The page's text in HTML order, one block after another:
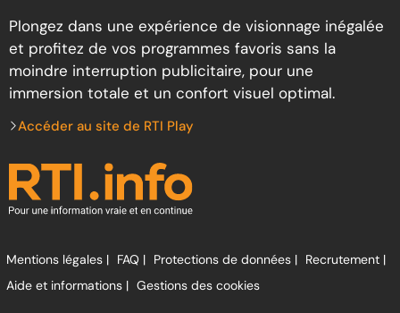
Plongez dans une expérience de visionnage inégalée
et profitez de vos programmes favoris sans la
moindre interruption publicitaire, pour une
immersion totale et un confort visuel optimal.
Accéder au site de RTI Play
Mentions légales | FAQ | Protections de données | Recrutement |
Aide et informations | Gestions des cookies